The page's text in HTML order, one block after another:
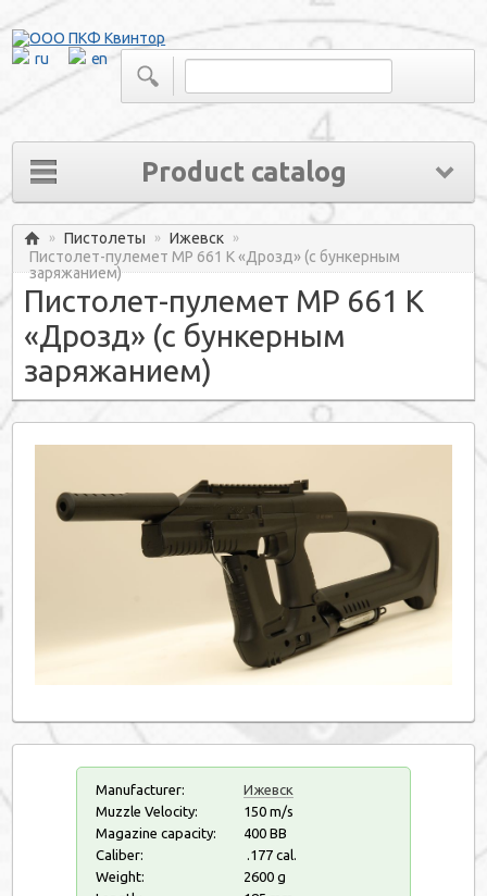
ru en
Product catalog
Home
» Пистолеты » Ижевск »
Пистолет-пулемет МР 661 К «Дрозд» (с бункерным
заряжанием)
Пистолет-пулемет МР 661 К
«Дрозд» (с бункерным
заряжанием)
Manufacturer:
Ижевск
Muzzle Velocity:
150 m/s
Magazine capacity:
400 ВВ
Caliber:
.177 cal.
Weight:
2600 g